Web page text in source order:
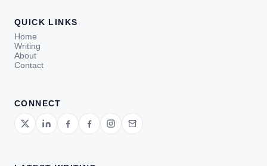
QUICK LINKS
Home
Writing
About
Contact
CONNECT